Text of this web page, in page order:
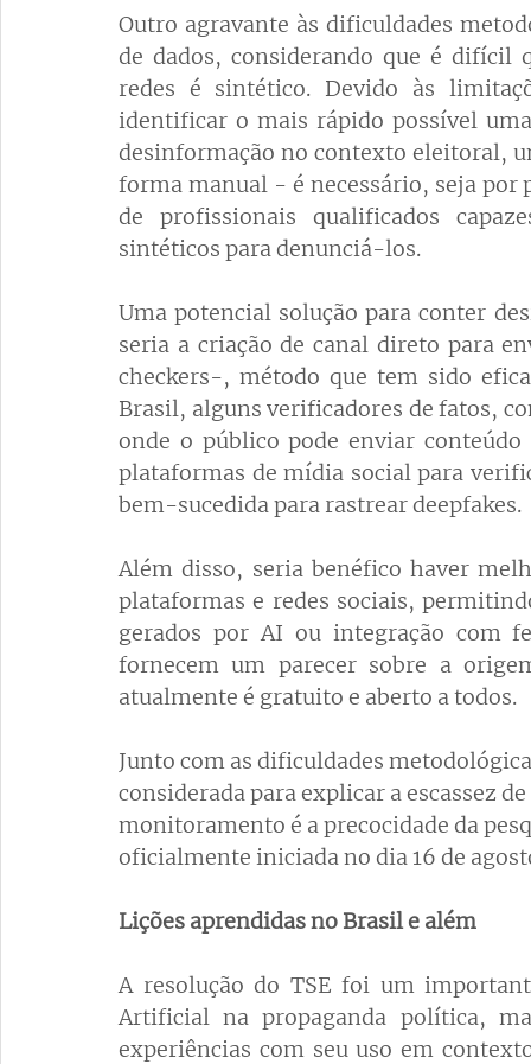
Outro agravante às dificuldades
de dados, considerando que é difícil
redes é sintético. Devido às
identificar o mais rápido possível
desinformação no contexto eleitoral,
forma manual - é necessário, seja por
de profissionais qualificados
sintéticos para denunciá-los.
Uma potencial solução para conter
seria a criação de canal direto para
checkers-, método que tem sido
Brasil, alguns verificadores de fatos,
onde o público pode enviar
plataformas de mídia social para
bem-sucedida para rastrear deepfakes.
Além disso, seria benéfico haver
plataformas e redes sociais,
gerados por AI ou integração com
fornecem um parecer sobre a
atualmente é gratuito e aberto a todos.
Junto com as dificuldades
considerada para explicar a escassez
monitoramento é a precocidade da
oficialmente iniciada no dia 16 de
Lições aprendidas no Brasil e além
A resolução do TSE foi um
Artificial na propaganda política,
experiências com seu uso em